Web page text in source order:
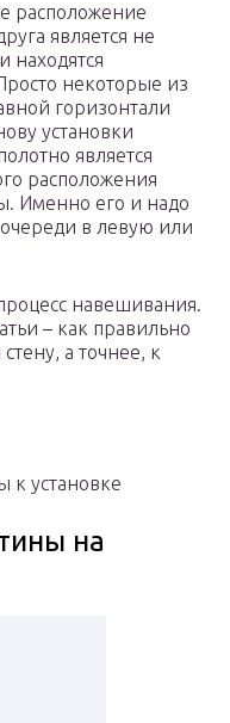
расположение
является не
находятся
некоторые из
горизонтали
установки
является
расположения
Именно его и надо
в левую или
навешивания.
– как правильно
а точнее, к
к установке
на